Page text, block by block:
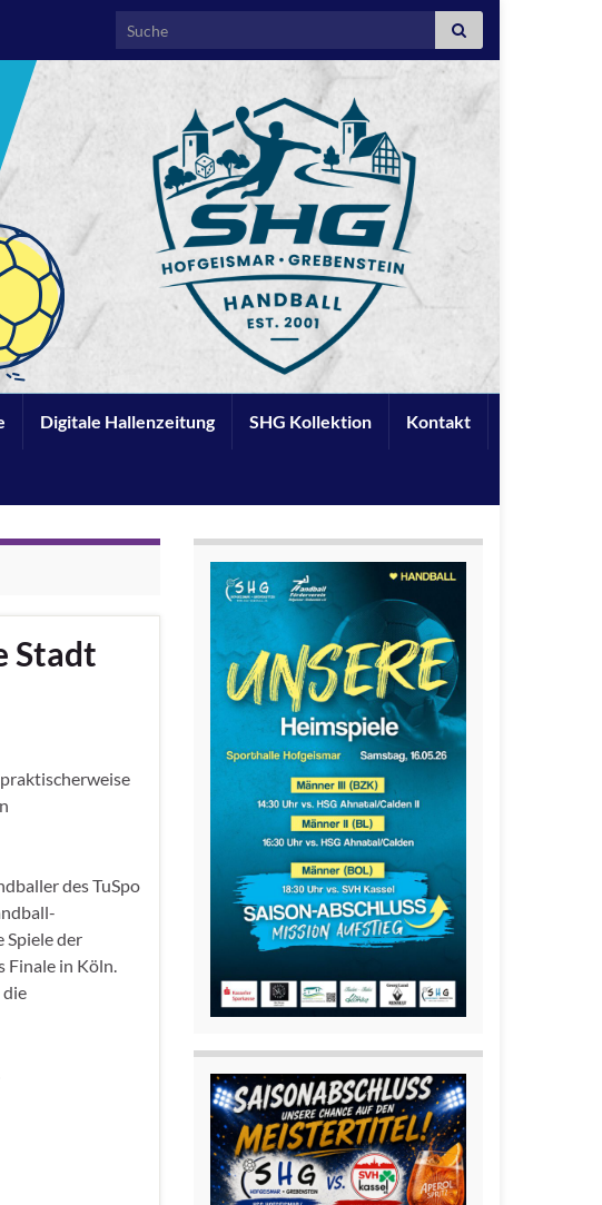
Search for:
Digitale Hallenzeitung SHG Kollektion Kontakt
Stadt
des TuSpo
Spiele der
Finale in Köln.
die